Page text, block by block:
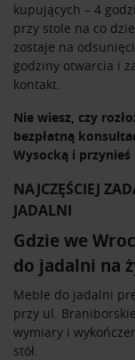
kupujących – 4
przy stole na co
zostaje na
godziny otwarcia i
kontakt.
Nie wiesz, czy
bezpłatną
Wysocką i
NAJCZĘŚCIEJ
JADALNI
Gdzie we
do jadalni na
Meble do jadalni
przy ul.
wymiary i
stół.